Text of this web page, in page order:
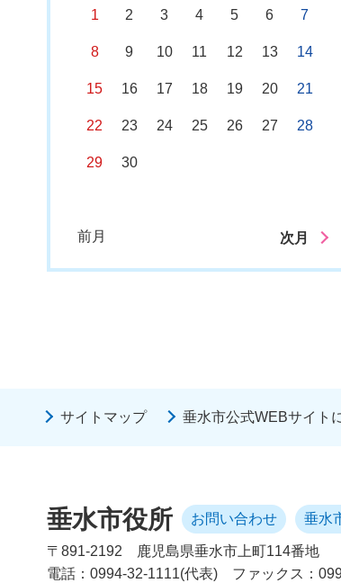
1 2 3 4 5 6 7
8 9 10 11 12 13 14
15 16 17 18 19 20 21
22 23 24 25 26 27 28
29 30
前月 次月
サイトマップ 垂水市公式WEBサイト
垂水市役所 お問い合わせ 垂水
〒891-2192
鹿児島県垂水市上町114番地
電話：0994-32-1111(代表)
ファックス：